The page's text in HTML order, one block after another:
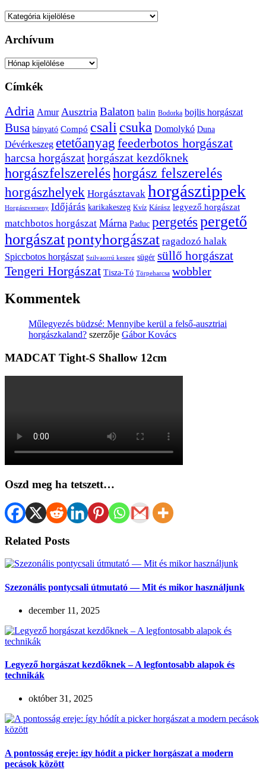
Kategóriák
Archívum
Archívum
Címkék
Adria Amur Ausztria Balaton balin Bodorka bojlis horgászat
Busa bányató Compó csalicsuka Domolykó Duna
Dévérkeszeg etetőanyag feederbotos horgászat
harcsa horgászathorgászat kezdőknek
horgászfelszereléshorgász felszerelés
horgászhelyek Horgásztavak horgásztippek
Horgászverseny Időjárás karikakeszeg Kvíz Kárász legyező horgászat
matchbotos horgászat Márna Paduc pergetéspergető
horgászatpontyhorgászat ragadozó halak
Spiccbotos horgászat Szilvaorrú keszeg sügér süllő horgászat
Tengeri Horgászat Tisza-Tó Törpeharcsa wobbler
Kommentek
Műlegyezés büdzsé: Mennyibe kerül a felső-ausztriai
horgászkaland? szerzője Gábor Kovács
MADCAT Tight-S Shallow 12cm
Oszd meg ha tetszett…
Related Posts
Szezonális pontycsali útmutató — Mit és mikor használjunk
december 11, 2025
Legyező horgászat kezdőknek – A legfontosabb alapok és
technikák
október 31, 2025
A pontosság ereje: így hódít a picker horgászat a modern
pecások között